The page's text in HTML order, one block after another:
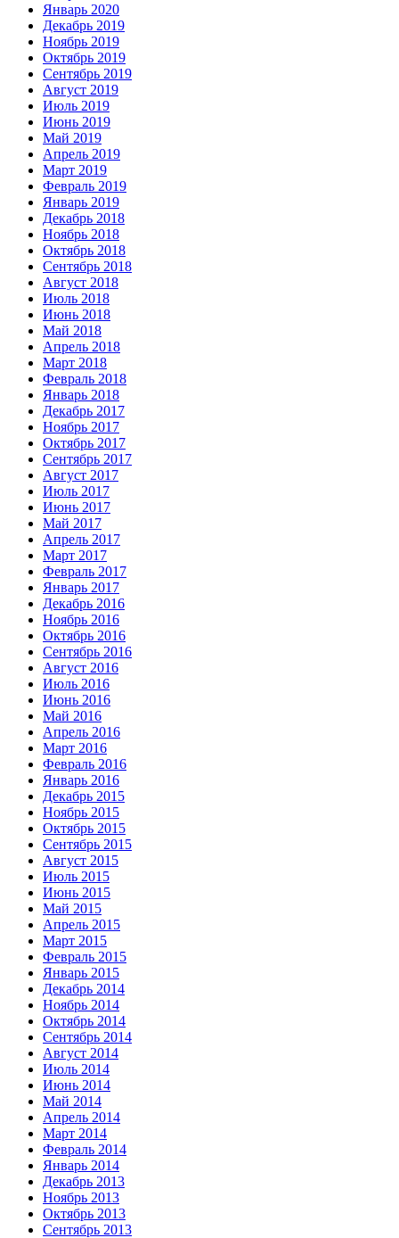
Январь 2020
Декабрь 2019
Ноябрь 2019
Октябрь 2019
Сентябрь 2019
Август 2019
Июль 2019
Июнь 2019
Май 2019
Апрель 2019
Март 2019
Февраль 2019
Январь 2019
Декабрь 2018
Ноябрь 2018
Октябрь 2018
Сентябрь 2018
Август 2018
Июль 2018
Июнь 2018
Май 2018
Апрель 2018
Март 2018
Февраль 2018
Январь 2018
Декабрь 2017
Ноябрь 2017
Октябрь 2017
Сентябрь 2017
Август 2017
Июль 2017
Июнь 2017
Май 2017
Апрель 2017
Март 2017
Февраль 2017
Январь 2017
Декабрь 2016
Ноябрь 2016
Октябрь 2016
Сентябрь 2016
Август 2016
Июль 2016
Июнь 2016
Май 2016
Апрель 2016
Март 2016
Февраль 2016
Январь 2016
Декабрь 2015
Ноябрь 2015
Октябрь 2015
Сентябрь 2015
Август 2015
Июль 2015
Июнь 2015
Май 2015
Апрель 2015
Март 2015
Февраль 2015
Январь 2015
Декабрь 2014
Ноябрь 2014
Октябрь 2014
Сентябрь 2014
Август 2014
Июль 2014
Июнь 2014
Май 2014
Апрель 2014
Март 2014
Февраль 2014
Январь 2014
Декабрь 2013
Ноябрь 2013
Октябрь 2013
Сентябрь 2013